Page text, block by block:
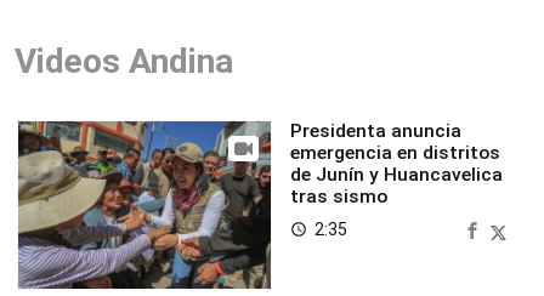
Videos Andina
Presidenta anuncia
emergencia en distritos
de Junín y Huancavelica
tras sismo
access_time 2:35